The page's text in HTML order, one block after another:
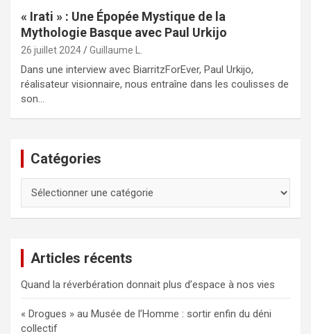
« Irati » : Une Épopée Mystique de la
Mythologie Basque avec Paul Urkijo
26 juillet 2024 Guillaume L.
Dans une interview avec BiarritzForEver, Paul Urkijo,
réalisateur visionnaire, nous entraîne dans les coulisses de
son…
Catégories
Articles récents
Quand la réverbération donnait plus d’espace à nos vies
« Drogues » au Musée de l’Homme : sortir enfin du déni
collectif